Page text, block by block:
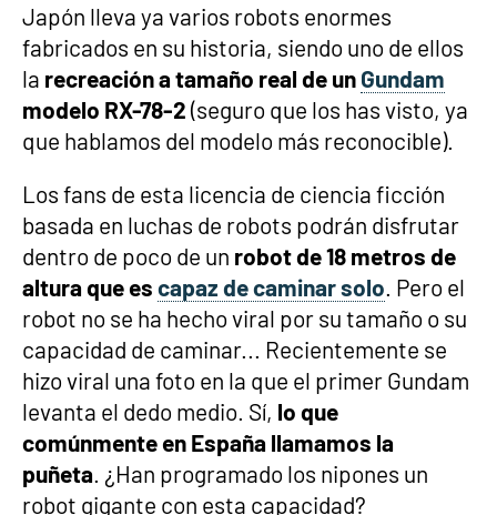
Japón lleva ya varios robots enormes
fabricados en su historia, siendo uno de ellos
la recreación a tamaño real de un Gundam
modelo RX-78-2 (seguro que los has visto, ya
que hablamos del modelo más reconocible).
Los fans de esta licencia de ciencia ficción
basada en luchas de robots podrán disfrutar
dentro de poco de un robot de 18 metros de
altura que es capaz de caminar solo. Pero el
robot no se ha hecho viral por su tamaño o su
capacidad de caminar... Recientemente se
hizo viral una foto en la que el primer Gundam
levanta el dedo medio. Sí, lo que
comúnmente en España llamamos la
puñeta. ¿Han programado los nipones un
robot gigante con esta capacidad?